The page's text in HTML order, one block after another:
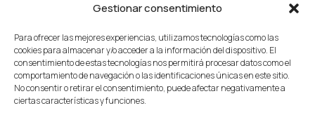
Gestionar consentimiento
Para ofrecer las mejores experiencias, utilizamos tecnologías como las
cookies para almacenar y/o acceder a la información del dispositivo. El
consentimiento de estas tecnologías nos permitirá procesar datos como el
comportamiento de navegación o las identificaciones únicas en este sitio.
No consentir o retirar el consentimiento, puede afectar negativamente a
ciertas características y funciones.
Sociales